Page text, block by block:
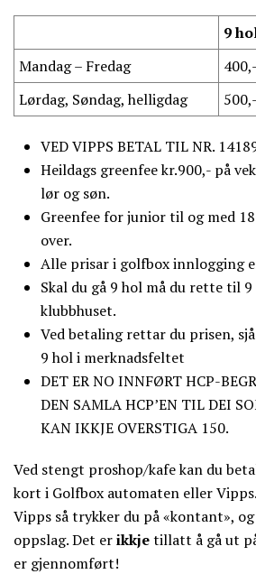
9
Mandag – Fredag
400,-
Lørdag, Søndag, helligdag
500,-
VED VIPPS BETAL TIL NR.
Heildags greenfee kr.900,- på
lør og søn.
Greenfee for junior til og med
over.
Alle prisar i golfbox innlogging
Skal du gå 9 hol må du rette til
klubbhuset.
Ved betaling rettar du prisen,
9 hol i merknadsfeltet
DET ER NO INNFØRT HCP-
DEN SAMLA HCP’EN TIL DEI
KAN IKKJE OVERSTIGA 150.
Ved stengt proshop/kafe kan du
kort i Golfbox automaten eller
Vipps så trykker du på «kontant»,
oppslag.Det erikkjetillatt å gå ut
er gjennomført!